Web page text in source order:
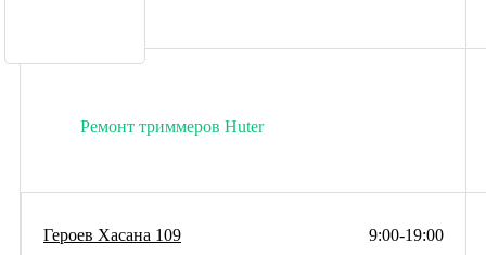
Ремонт триммеров Huter
9:00-19:00
Героев Хасана 109